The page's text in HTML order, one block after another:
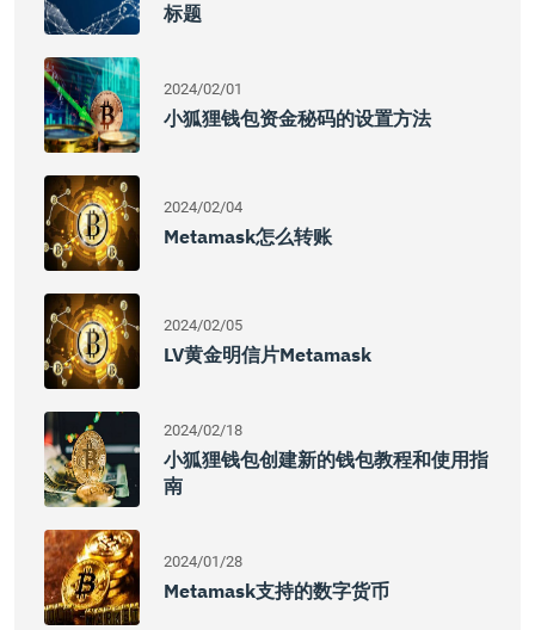
标题
2024/02/01
小狐狸钱包资金秘码的设置方法
2024/02/04
Metamask怎么转账
2024/02/05
LV黄金明信片Metamask
2024/02/18
小狐狸钱包创建新的钱包教程和使用指
南
2024/01/28
Metamask支持的数字货币